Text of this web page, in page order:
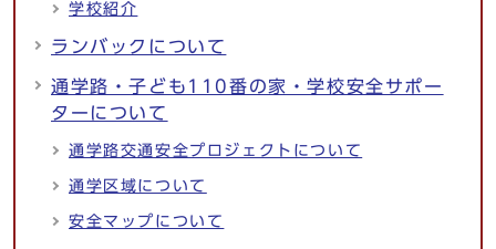
学校紹介
ランバックについて
通学路・子ども110番の家・学校安全サポー
ターについて
通学路交通安全プロジェクトについて
通学区域について
安全マップについて